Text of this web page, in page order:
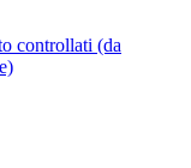
controllati (da